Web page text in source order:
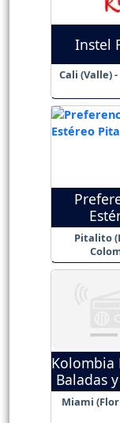
Instel
Cali (Valle)
Pitalito
Kolombia
Baladas
Miami